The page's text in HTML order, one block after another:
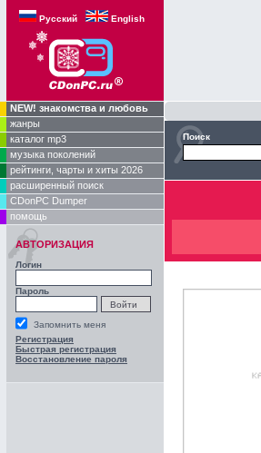
Русский English
NEW! знакомства и любовь
жанры
каталог mp3
музыка поколений
рейтинги, чарты и хиты 2026
расширенный поиск
CDonPC Dumper
помощь
АВТОРИЗАЦИЯ
Логин
Пароль
Запомнить меня
Регистрация
Быстрая регистрация
Восстановление пароля
Поиск